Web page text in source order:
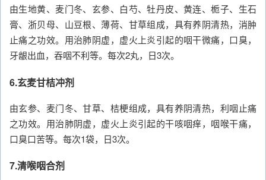
由生地黄、麦门冬、玄参、白芍、牡丹皮、黄连、栀子、生石
膏、浙贝母、山豆根、薄荷、甘草组成，具有养阴清热，消肿
止痛之功效。用治肺阴虚，虚火上炎引起的咽干微痛，口臭，
牙龈出血，吞咽不利等。每次2丸，日3次。
6.玄麦甘桔冲剂
由玄参、麦门冬、甘草、桔梗组成，具有养阴清热，利咽止痛
之功效。用治肺阴虚，虚火上炎引起的干咳咽痒，咽喉干痛，
口臭口苦等。每次1袋，日3次。
7.清喉咽合剂